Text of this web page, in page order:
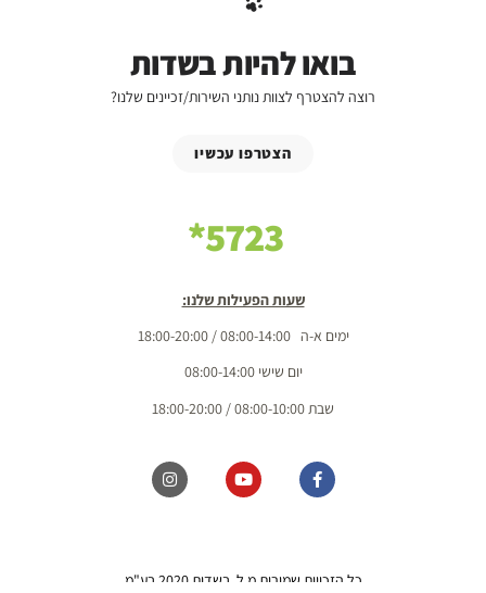
בואו להיות בשדות
רוצה להצטרף לצוות נותני השירות/זכיינים שלנו?
הצטרפו עכשיו
5723*
שעות הפעילות שלנו:
ימים א-ה 08:00-14:00 / 18:00-20:00
יום שישי 08:00-14:00
שבת 08:00-10:00 / 18:00-20:00
כל הזכויות שמורות מ.ל. בשדות 2020 בע"מ